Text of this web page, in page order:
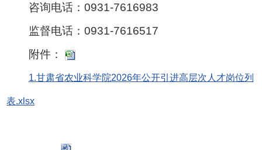
咨询电话：0931-7616983
监督电话：0931-7616517
附件：
1.甘肃省农业科学院2026年公开引进高层次人才岗位列
表.xlsx